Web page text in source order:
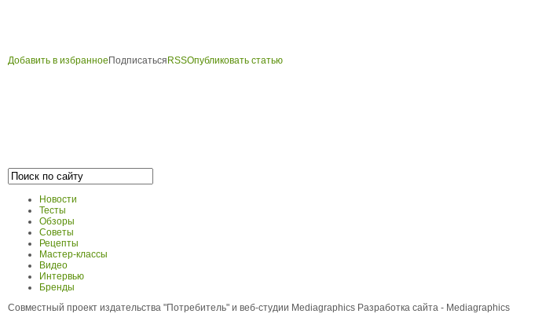
Добавить в избранное Подписаться RSSОпубликовать статью
Новости
Тесты
Обзоры
Советы
Рецепты
Мастер-классы
Видео
Интервью
Бренды
Совместный проект издательства "Потребитель" и веб-студии Mediagraphics Разработка сайта - Mediagraphics